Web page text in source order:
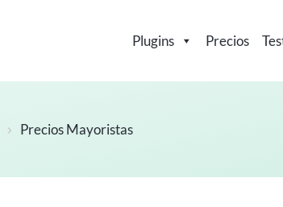
Plugins Precios
Precios Mayoristas